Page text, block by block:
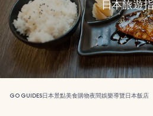
日本旅遊
GO GUIDES日本景點美食購物夜間娛樂導覽日本飯店